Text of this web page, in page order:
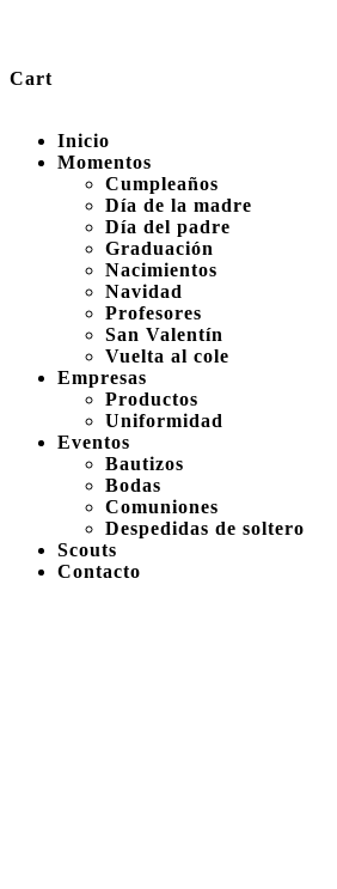
Cart
Inicio
Momentos
Cumpleaños
Día de la madre
Día del padre
Graduación
Nacimientos
Navidad
Profesores
San Valentín
Vuelta al cole
Empresas
Productos
Uniformidad
Eventos
Bautizos
Bodas
Comuniones
Despedidas de soltero
Scouts
Contacto